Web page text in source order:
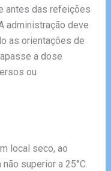
antes das refeições
administração deve
as orientações de
a dose
ou
local seco, ao
superior a 25°C.